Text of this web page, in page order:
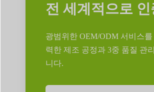
전 세계적으로
광범위한 OEM/ODM 서비스
력한 제조 공정과 3중 품질 관
니다.